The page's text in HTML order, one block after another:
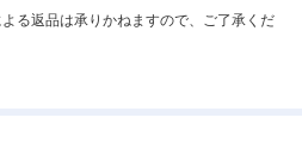
る返品は承りかねますので、ご了承くだ